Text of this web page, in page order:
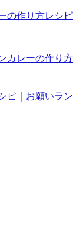
の作り方レシピ
カレーの作り方
ピ｜お願いラン